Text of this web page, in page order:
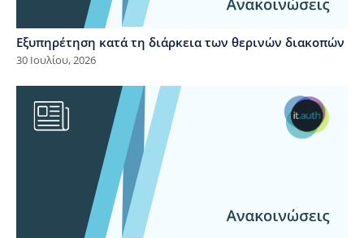
Εξυπηρέτηση κατά τη διάρκεια των θερινών διακοπών
30 Ιουλίου, 2026